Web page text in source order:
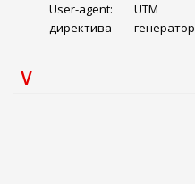
User-agent:
директива
UTM
генератор
V